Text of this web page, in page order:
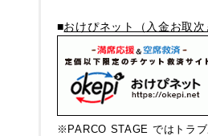
■おけぴネット（入金お取次
※PARCO STAGE ではトラ